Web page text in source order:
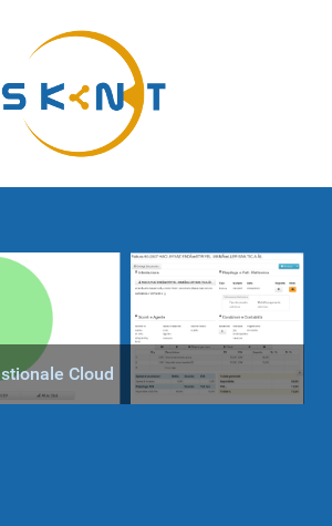
Cloud